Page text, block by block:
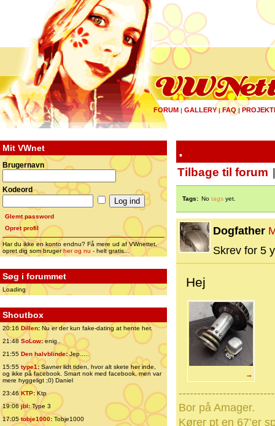
FORUM | GALLERY|FAQ |
Mit VWnet
Brugernavn
Kodeord
Glemt password
Opret profil
Har du ikke en konto endnu? Få mere ud af VWnettet,
opret dig som brugerher og nu - helt gratis...
Søg i forummet
Loading
Shoutbox
20:16 Dillen: Nu er der kun fake-dating at hente her.
21:48 SoLow:enig..
21:55 Den halvblinde:Jep.....
15:55 type1:Savner lidt tiden, hvor alt skete her inde,
og ikke på facebook. Smart nok med facebook, men var
mere hyggeligt ;0) Daniel
23:46 KTP:Ktp
19:06jbl:Type 3
17:05tobje1000: Tobje1000
.
Tilbage til forum
Tags: No tags yet.
Dogfather
Skrev for 5
Hej
→
Bor på Amager.
Kører pt en 67’er